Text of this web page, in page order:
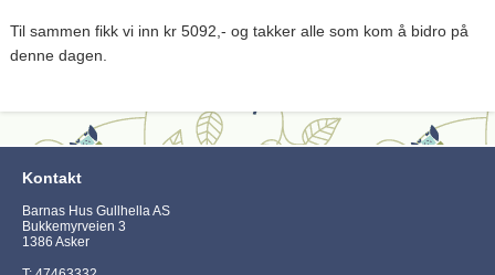
Til sammen fikk vi inn kr 5092,- og takker alle som kom å bidro på
denne dagen.
Kontakt
Barnas Hus Gullhella AS
Bukkemyrveien 3
1386 Asker